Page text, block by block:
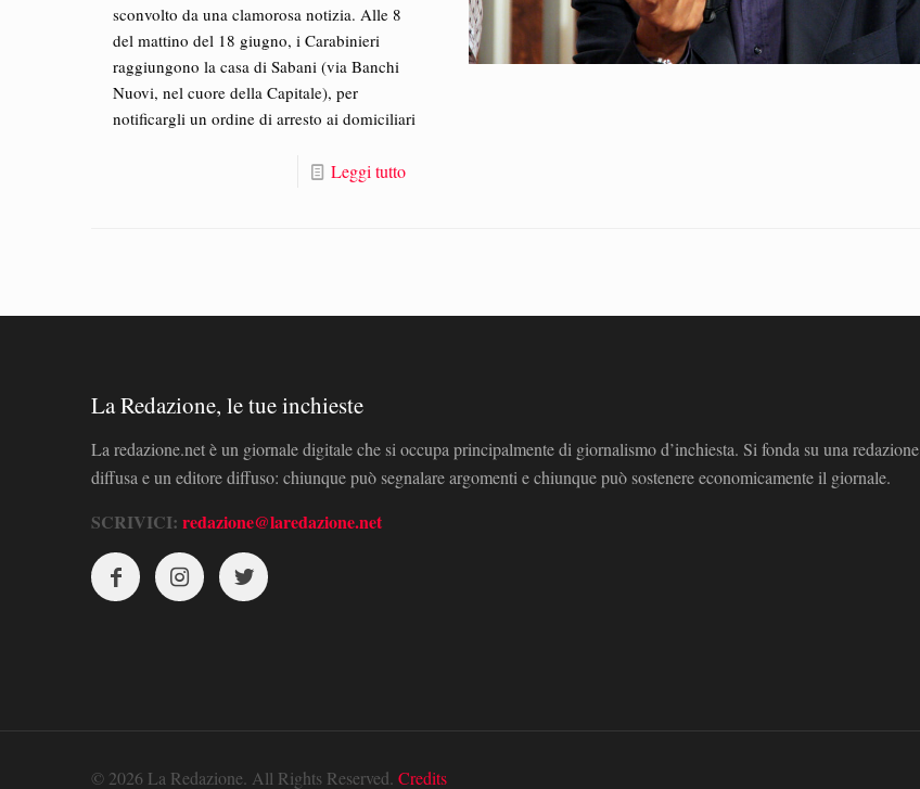
sconvolto da una clamorosa notizia. Alle 8
del mattino del 18 giugno, i Carabinieri
raggiungono la casa di Sabani (via Banchi
Nuovi, nel cuore della Capitale), per
notificargli un ordine di arresto ai domiciliari
Leggi tutto
La Redazione, le tue inchieste
La redazione.net è un giornale digitale che si occupa principalmente di giornalismo d’inchiesta. Si fonda su una redazione
diffusa e un editore diffuso: chiunque può segnalare argomenti e chiunque può sostenere economicamente il giornale.
SCRIVICI: redazione@laredazione.net
© 2026 La Redazione. All Rights Reserved. Credits